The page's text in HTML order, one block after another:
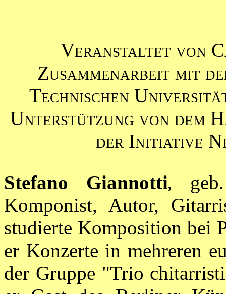
Veranstaltet von
Zusammenarbeit mit
Technischen
Unterstützung von dem
der Initiative
Stefano Giannotti,
Komponist, Autor,
studierte Komposition bei
er Konzerte in mehreren
der Gruppe "Trio